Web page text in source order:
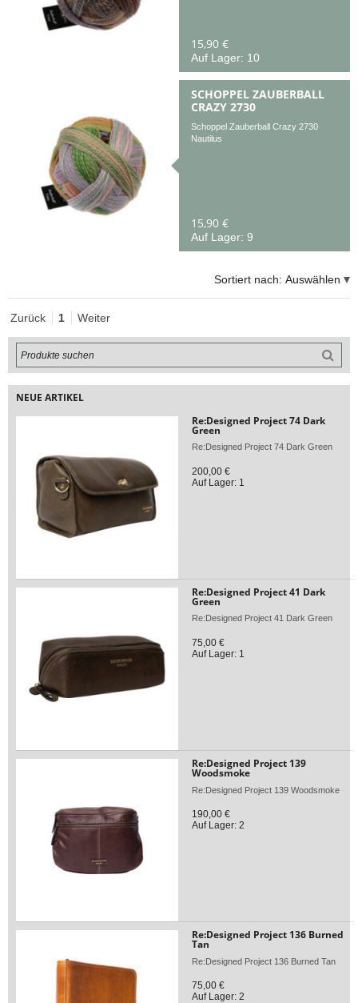
15,90 €
Auf Lager: 10
SCHOPPEL ZAUBERBALL
CRAZY 2730
Schoppel Zauberball Crazy 2730
Nautilus
15,90 €
Auf Lager: 9
Sortiert nach: Auswählen
Zurück 1 Weiter
NEUE ARTIKEL
Re:Designed Project 74 Dark
Green
Re:Designed Project 74 Dark Green
200,00 €
Auf Lager: 1
Re:Designed Project 41 Dark
Green
Re:Designed Project 41 Dark Green
75,00 €
Auf Lager: 1
Re:Designed Project 139
Woodsmoke
Re:Designed Project 139 Woodsmoke
190,00 €
Auf Lager: 2
Re:Designed Project 136 Burned
Tan
Re:Designed Project 136 Burned Tan
75,00 €
Auf Lager: 2